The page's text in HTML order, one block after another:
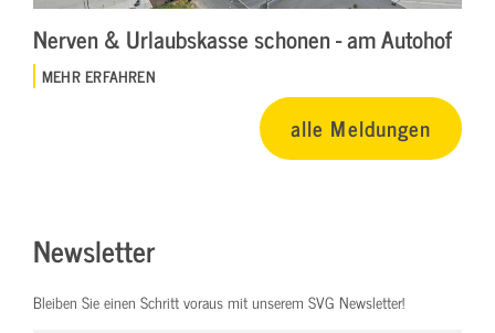
Nerven & Urlaubskasse schonen - am Autohof
MEHR ERFAHREN
alle Meldungen
Newsletter
Bleiben Sie einen Schritt voraus mit unserem SVG Newsletter!